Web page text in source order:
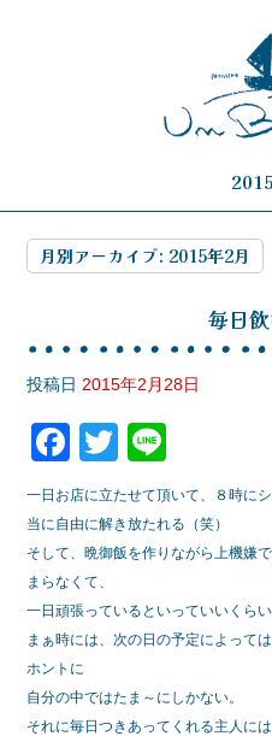
月別アーカイブ: 2015年2月
毎日
投稿日 2015年2月28日
F
a
c
e
b
o
o
k
T
wi
tt
er
n
e
一日お店に立たせて頂いて、８時に
当に自由に解き放たれる（笑）
そして、晩御飯を作りながら上機嫌
まらなくて、
一日頑張っているといっていいくらい
まぁ時には、次の日の予定によって
ホントに
自分の中ではたま～にしかない。
それに毎日つきあってくれる主人に